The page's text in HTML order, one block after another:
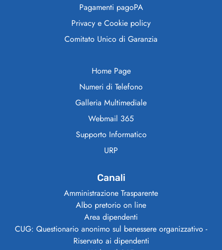
Pagamenti pagoPA
Privacy e Cookie policy
Comitato Unico di Garanzia
Home Page
Numeri di Telefono
Galleria Multimediale
Webmail 365
Supporto Informatico
URP
Canali
Amministrazione Trasparente
Albo pretorio on line
Area dipendenti
CUG: Questionario anonimo sul benessere organizzativo -
Riservato ai dipendenti